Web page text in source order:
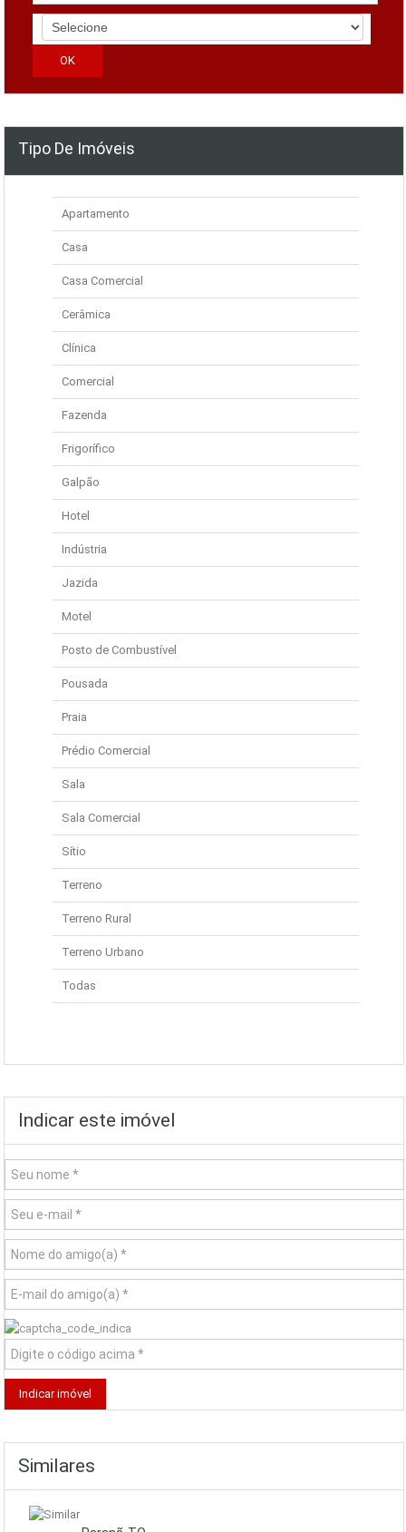
Tipo De Imóveis
Apartamento
Casa
Casa Comercial
Cerâmica
Clínica
Comercial
Fazenda
Frigorífico
Galpão
Hotel
Indústria
Jazida
Motel
Posto de Combustível
Pousada
Praia
Prédio Comercial
Sala
Sala Comercial
Sítio
Terreno
Terreno Rural
Terreno Urbano
Todas
Indicar este imóvel
Similares